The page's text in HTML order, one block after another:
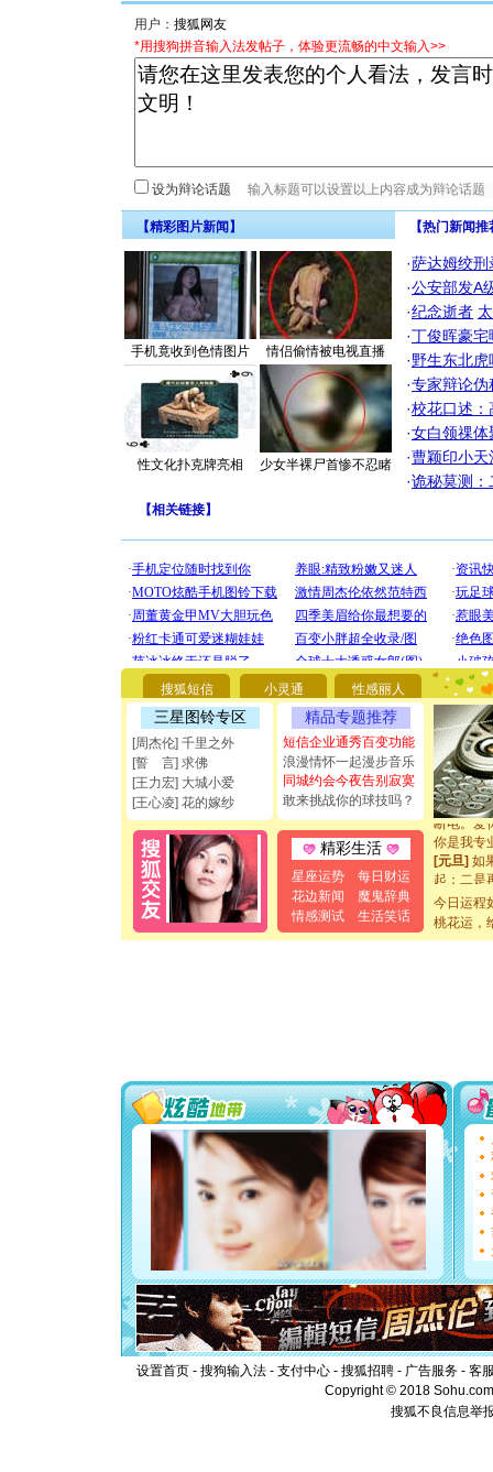
用户：
*用搜狗拼音输入法发帖子，体验更流畅的中文输入>>
设为辩论话题
【精彩图片新闻】
手机竟收到色情图片 情侣偷情被电视直播
性文化扑克牌亮相 少女半裸尸首惨不忍睹
【热门新闻
·萨达姆绞刑
·公安部发A
·纪念逝者
·丁俊晖豪
·野生东北
·专家辩论伪
·校花口述：
·女白领祼体
·曹颖印小天
·诡秘莫测：
【相关链接】
搜狐短信 小灵通 性感丽人
三星图铃专区
[周杰伦] 千里之外
[誓 言] 求佛
[王力宏] 大城小爱
[王心凌] 花的嫁纱
精品专题推荐
短信企业通秀百变功能
浪漫情怀一起漫步音乐
同城约会今夜告别寂寞
敢来挑战你的球技吗？
精彩生活
星座运势
每日财运
花边新闻
魔鬼辞典
情感测试
生活笑话
[圣诞节]
你太多
要平安！
[圣诞节]
能正大光
都要快乐
[圣诞节]
如意,快
[元旦]看
断电。爱
你是我专
[元旦]如
起；二是
离。水晶
[元旦]当
泣，这痛
卖了。水
你太多，
要平安
[圣诞节]
能正大
都要快乐
[圣诞节]
如意,快
[元旦]
断电。
你是我
[元旦]如
起；二是
离。水晶
[元旦]当
泣，这痛
卖了。水
[春节]风
颜！冬去
今日运程
桃花运，
设置首页 - 搜狗输入法 - 支付中心 - 搜狐招聘 - 广告服务 - 客
Copyright © 2018
搜狐不良信息举